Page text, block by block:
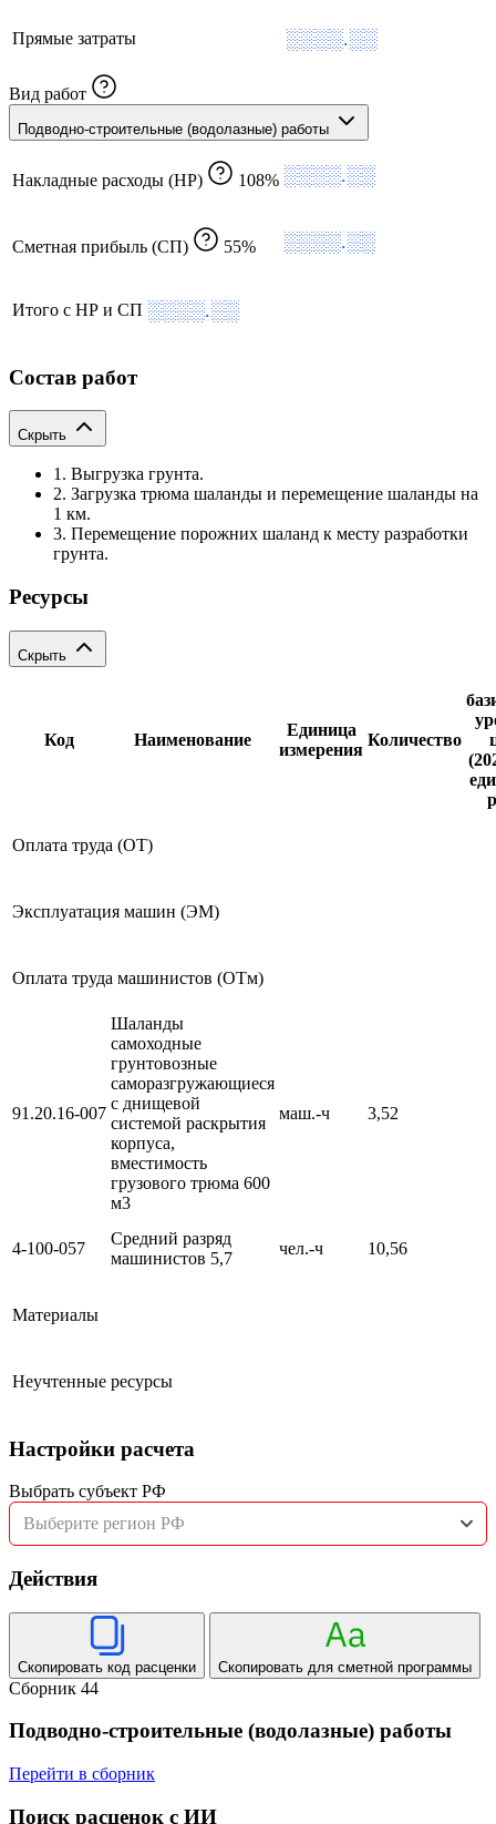
Прямые затраты ░░░░.░░
Вид работ
Подводно-строительные (водолазные) работы
Накладные расходы (НР) 108% ░░░░.░░
Сметная прибыль (СП) 55% ░░░░.░░
Итого с НР и СП ░░░░.░░
Состав работ
Скрыть
1. Выгрузка грунта.
2. Загрузка трюма шаланды и перемещение шаланды на
1 км.
3. Перемещение порожних шаланд к месту разработки
грунта.
Ресурсы
Скрыть
Код Наименование
Единица
измерения
Количество
Оплата труда (ОТ)
Эксплуатация машин (ЭМ)
Оплата труда машинистов (ОТм)
91.20.16-007
Шаланды
самоходные
грунтовозные
саморазгружающиеся
с днищевой
системой раскрытия
корпуса,
вместимость
грузового трюма 600
м3
маш.-ч 3,52
4-100-057
Средний разряд
машинистов 5,7
чел.-ч 10,56
Материалы
Неучтенные ресурсы
Настройки расчета
Выбрать субъект РФ
Выберите регион РФ
Действия
Скопировать код расценки Скопировать для сметной программы
Сборник 44
Подводно-строительные (водолазные) работы
Перейти в сборник
Поиск расценок с ИИ